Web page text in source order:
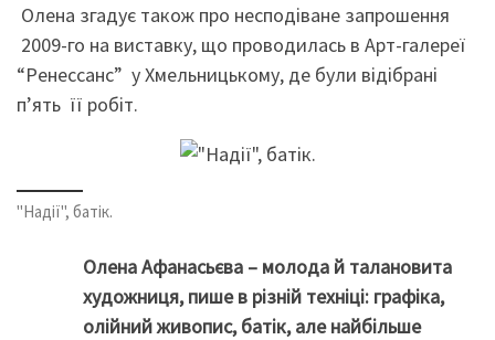
Олена згадує також про несподіване запрошення
2009-го на виставку, що проводилась в Арт-галереї
“Ренессанс” у Хмельницькому, де були відібрані
п’ять її робіт.
"Надії", батік.
Олена Афанасьєва – молода й талановита
художниця, пише в різній техніці: графіка,
олійний живопис, батік, але найбільше